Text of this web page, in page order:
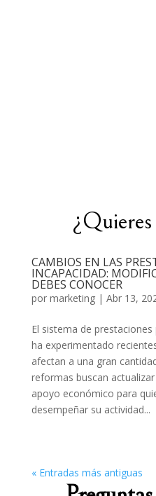
CAMBIOS EN LAS
INCAPACIDAD:
DEBES CONOCER
por marketing| Abr 13,
El sistema de
ha experimentado
afectan a una gran
reformas buscan
apoyo económico para
desempeñar su actividad...
« Entradas más antiguas